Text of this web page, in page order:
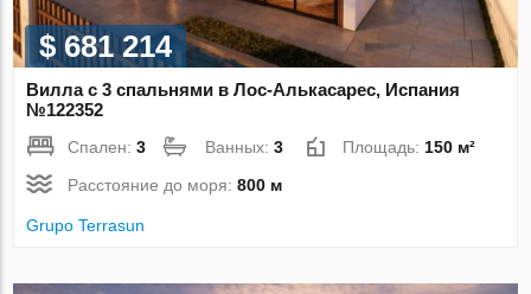
$ 681 214
Вилла с 3 спальнями в Лос-Алькасарес, Испания
№122352
Спален:3 Ванных:3 Площадь: 150 м²
Расстояние до моря:800 м
Grupo Terrasun